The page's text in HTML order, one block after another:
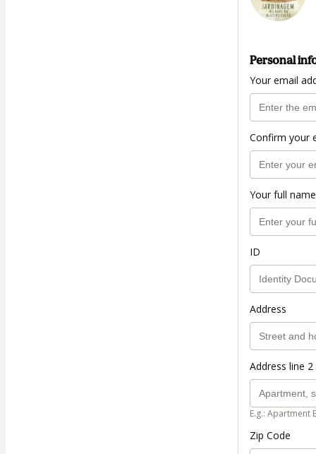
Personal
Your email
Confirm your
Your full name
ID
Address
Address line
E.g.: Apartment
Zip Code